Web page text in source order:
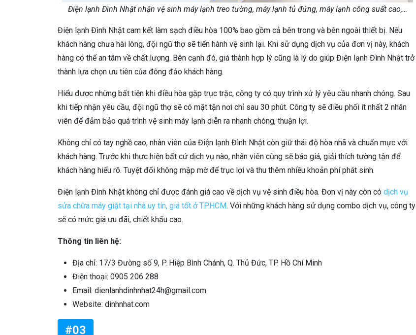
Điện lạnh Đình Nhật nhận vệ sinh máy lạnh treo tường, máy lạnh tủ đứng, máy lạnh công suất cao,…
Điện lạnh Đình Nhật cam kết làm sạch điều hòa 100% bao gồm cả bên trong và bên ngoài thiết bị. Nếu
khách hàng chưa hài lòng, đội ngũ thợ sẽ tiến hành vệ sinh lại. Khi sử dụng dịch vụ của đơn vị này, khách
hàng có thể an tâm về chất lượng. Bên cạnh đó, giá thành hợp lý cũng là lý do giúp Điện lạnh Đình Nhật trở
thành lựa chọn ưu tiên của đông đảo khách hàng.
Hiểu được những bất tiện khi điều hòa gặp trục trặc, công ty có quy trình xử lý yêu cầu nhanh chóng. Sau
khi tiếp nhận yêu cầu, đội ngũ thợ sẽ có mặt tận nơi chỉ sau 30 phút. Công ty sẽ điều phối ít nhất 2 nhân
viên để đảm bảo quá trình vệ sinh máy lạnh diễn ra nhanh chóng, thuận lợi.
Không chỉ có tay nghề cao, nhân viên của Điện lạnh Đình Nhật còn giữ thái độ hòa nhã và chuẩn mực với
khách hàng. Trước khi thực hiện bất cứ dịch vụ nào, nhân viên cũng sẽ báo giá, giải thích tường tận để
khách hàng hiểu rõ. Tuyệt đối không mập mờ để trục lợi và thu thêm nhiều khoản phí phát sinh.
Điện lạnh Đình Nhật không chỉ được đánh giá cao về dịch vụ vệ sinh điều hòa. Đơn vị này còn có dịch vụ
sửa chữa máy giặt tại nhà uy tín, giá tốt ở TPHCM. Với những khách hàng sử dụng combo dịch vụ, công ty
sẽ có mức giá ưu đãi, chiết khấu cao.
Thông tin liên hệ:
Địa chỉ: 17/3 Đường số 9, P. Hiệp Bình Chánh, Q. Thủ Đức, TP. Hồ Chí Minh
Điện thoại: 0905 206 288
Email: dienlanhdinhnhat24h@gmail.com
Website: dinhnhat.com
#03